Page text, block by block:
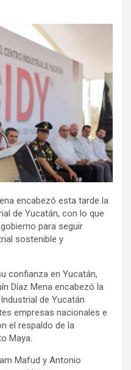
encabezó esta tarde la
de Yucatán, con lo que
para seguir
sostenible y
confianza en Yucatán,
Díaz Mena encabezó la
de Yucatán
empresas nacionales e
el respaldo de la
Maya.
Mafud y Antonio